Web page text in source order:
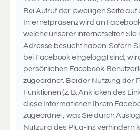
Bei Aufruf der jeweiligen Seite auf
Internetpräsenz wird an
welche unserer Internetseiten Sie
Adresse besucht haben. Sofern
bei Facebook eingeloggt sind,
persönlichen Facebook-
zugeordnet. Bei der Nutzung der
Funktionen (z. B. Anklicken des
diese Informationen Ihrem
zugeordnet, was Sie durch
Nutzung des Plug-ins verhindern